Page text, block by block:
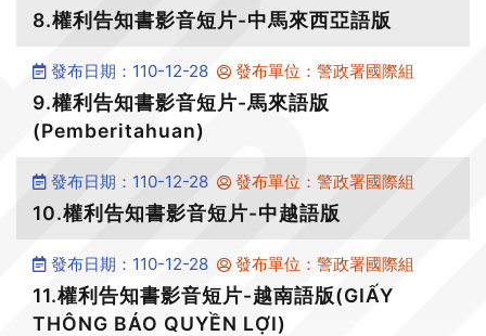
8.權利告知書影音短片-中馬來西亞語版
發布日期：110-12-28 發布單位：警政署國際組
9.權利告知書影音短片-馬來語版
(Pemberitahuan)
發布日期：110-12-28 發布單位：警政署國際組
10.權利告知書影音短片-中越語版
發布日期：110-12-28 發布單位：警政署國際組
11.權利告知書影音短片-越南語版(GIẤY
THÔNG BÁO QUYỀN LỢI)